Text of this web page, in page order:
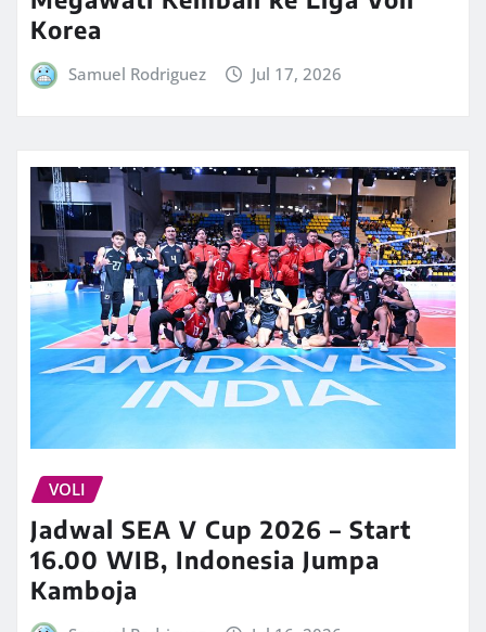
Korea
Samuel Rodriguez Jul 17, 2026
VOLI
Jadwal SEA V Cup 2026 – Start
16.00 WIB, Indonesia Jumpa
Kamboja